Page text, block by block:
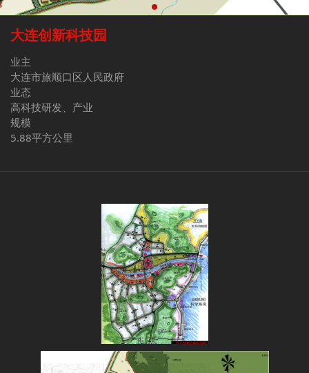
大连创新科技园
业主
大连市旅顺口区人民政府
业态
高科技研发、产业
规模
5.88平方公里